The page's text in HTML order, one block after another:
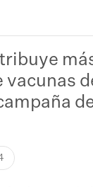
vacunas